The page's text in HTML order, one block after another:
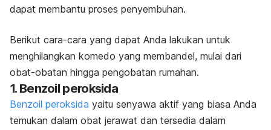
dapat membantu proses penyembuhan.
Berikut cara-cara yang dapat Anda lakukan untuk
menghilangkan komedo yang membandel, mulai dari
obat-obatan hingga pengobatan rumahan.
1. Benzoil peroksida
Benzoil peroksida yaitu senyawa aktif yang biasa Anda
temukan dalam obat jerawat dan tersedia dalam